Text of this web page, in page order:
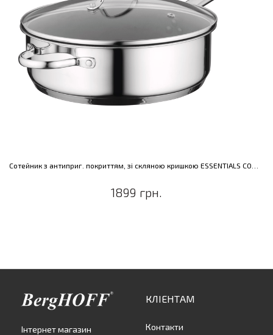
1899 грн.
Інтернет магазин
КЛІЕНТАМ
Контакти